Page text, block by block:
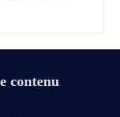
contenu